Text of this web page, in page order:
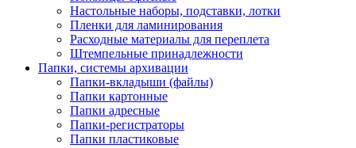
Настольные наборы, подставки, лотки
Пленки для ламинирования
Расходные материалы для переплета
Штемпельные принадлежности
Папки, системы архивации
Папки-вкладыши (файлы)
Папки картонные
Папки адресные
Папки-регистраторы
Папки пластиковые